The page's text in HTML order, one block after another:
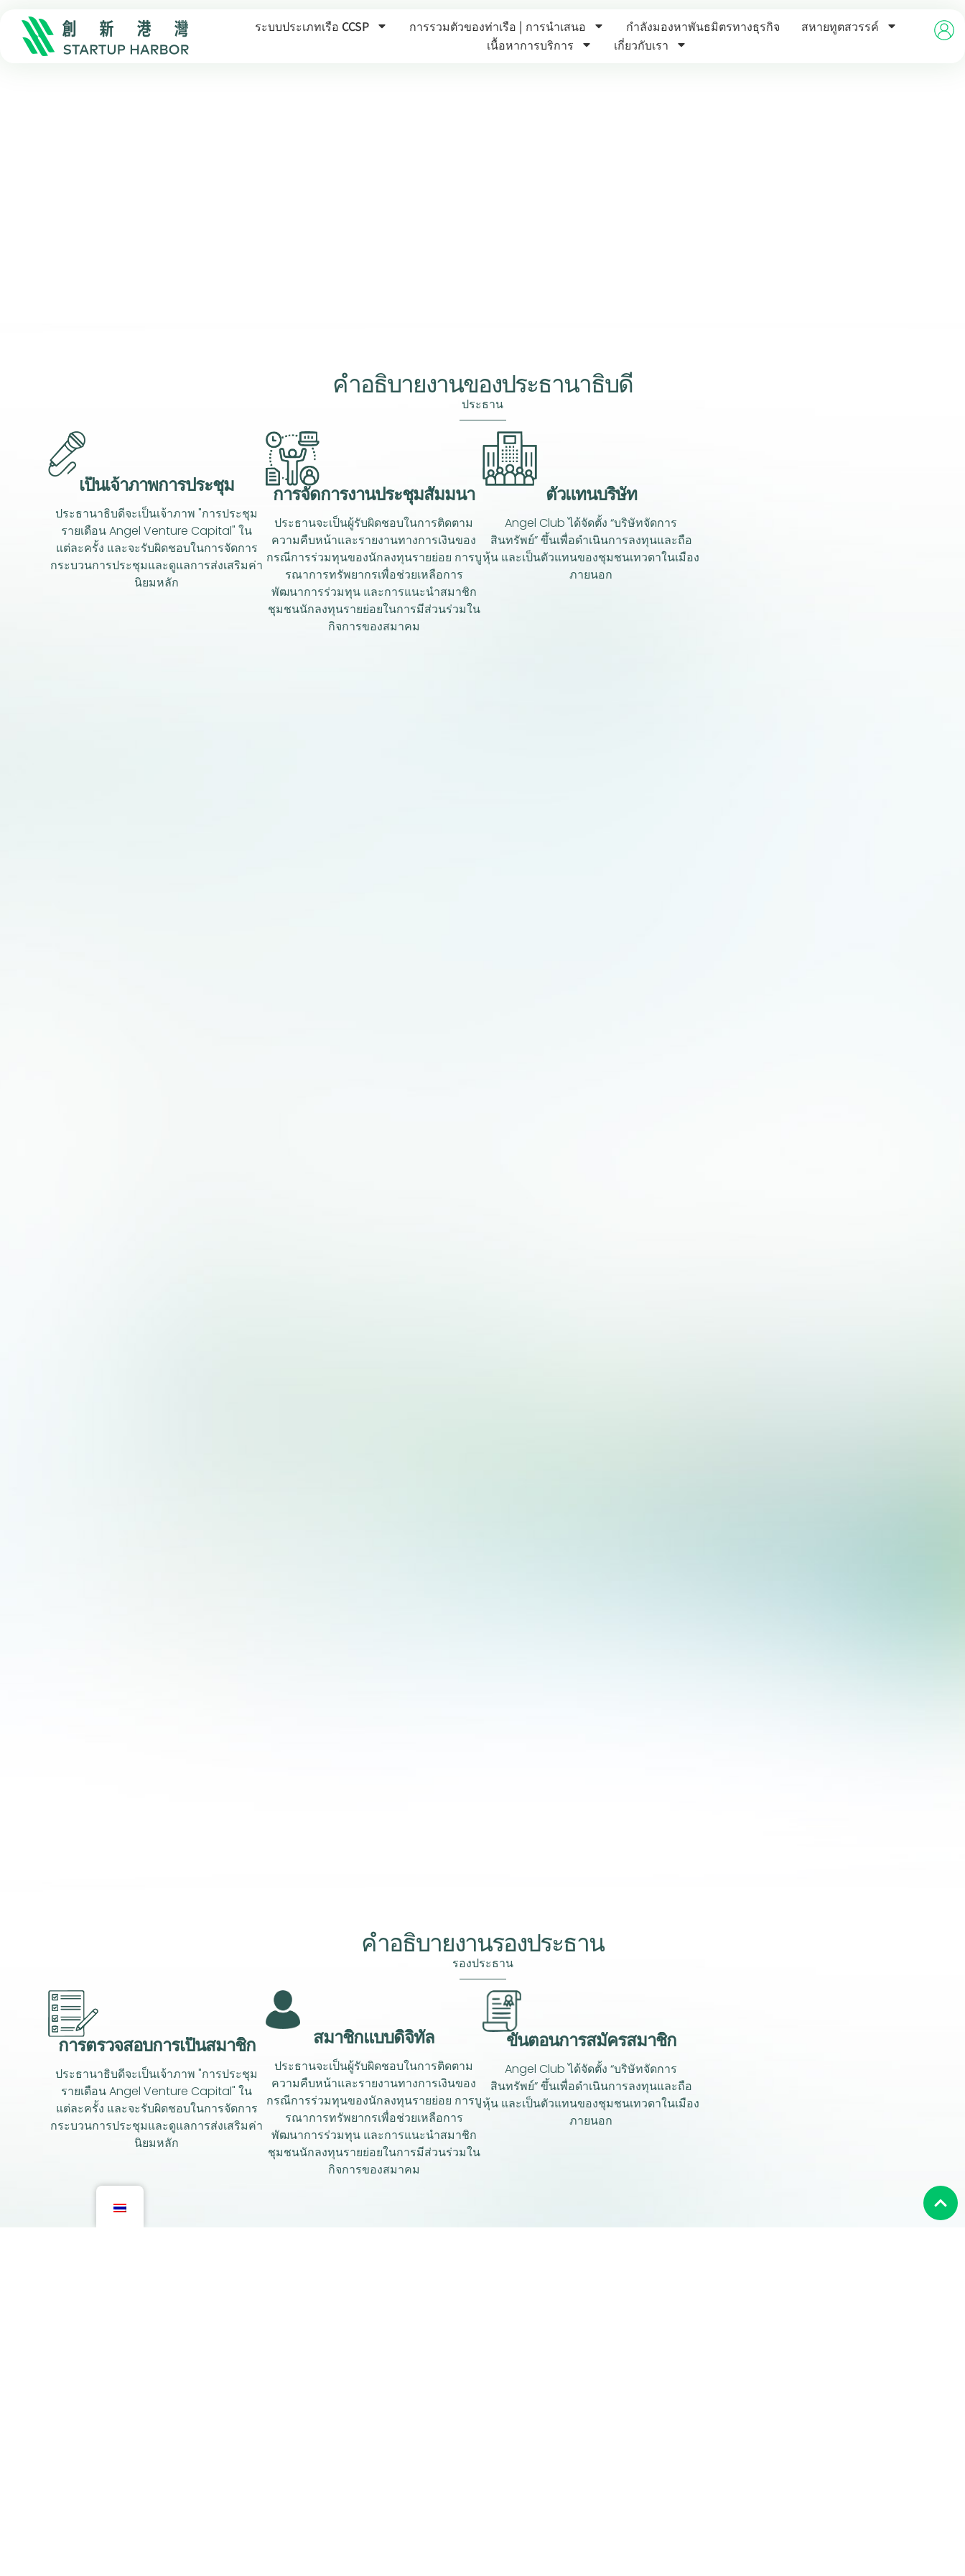
ระบบประเภทเรือ CCSP การรวมตัวของท่าเรือ | การนำเสนอ กำลังมองหาพันธมิตรทางธุรกิจ
สหายทูตสวรรค์
เนื้อหาการบริการ
เกี่ยวกับเรา
คำอธิบายงานของประธานาธิบดี
ประธาน
เป็นเจ้าภาพการประชุม
ประธานาธิบดีจะเป็นเจ้าภาพ "การประชุม
รายเดือน Angel Venture Capital" ใน
แต่ละครั้ง และจะรับผิดชอบในการจัดการ
กระบวนการประชุมและดูแลการส่งเสริมค่า
นิยมหลัก
การจัดการงานประชุมสัมมนา
ประธานจะเป็นผู้รับผิดชอบในการติดตาม
ความคืบหน้าและรายงานทางการเงินของ
กรณีการร่วมทุนของนักลงทุนรายย่อย การบู
รณาการทรัพยากรเพื่อช่วยเหลือการ
พัฒนาการร่วมทุน และการแนะนำสมาชิก
ชุมชนนักลงทุนรายย่อยในการมีส่วนร่วมใน
กิจการของสมาคม
ตัวแทนบริษัท
Angel Club ได้จัดตั้ง “บริษัทจัดการ
สินทรัพย์” ขึ้นเพื่อดำเนินการลงทุนและถือ
หุ้น และเป็นตัวแทนของชุมชนเทวดาในเมือง
ภายนอก
คำอธิบายงานรองประธาน
รองประธาน
การตรวจสอบการเป็นสมาชิก
ประธานาธิบดีจะเป็นเจ้าภาพ "การประชุม
รายเดือน Angel Venture Capital" ใน
แต่ละครั้ง และจะรับผิดชอบในการจัดการ
กระบวนการประชุมและดูแลการส่งเสริมค่า
นิยมหลัก
สมาชิกแบบดิจิทัล
ประธานจะเป็นผู้รับผิดชอบในการติดตาม
ความคืบหน้าและรายงานทางการเงินของ
กรณีการร่วมทุนของนักลงทุนรายย่อย การบู
รณาการทรัพยากรเพื่อช่วยเหลือการ
พัฒนาการร่วมทุน และการแนะนำสมาชิก
ชุมชนนักลงทุนรายย่อยในการมีส่วนร่วมใน
กิจการของสมาคม
ขั้นตอนการสมัครสมาชิก
Angel Club ได้จัดตั้ง “บริษัทจัดการ
สินทรัพย์” ขึ้นเพื่อดำเนินการลงทุนและถือ
หุ้น และเป็นตัวแทนของชุมชนเทวดาในเมือง
ภายนอก